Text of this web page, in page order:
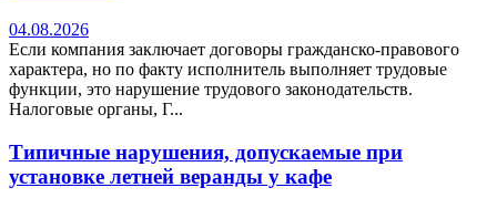
04.08.2026
Если компания заключает договоры гражданско-правового
характера, но по факту исполнитель выполняет трудовые
функции, это нарушение трудового законодательств.
Налоговые органы, Г...
Типичные нарушения, допускаемые при
установке летней веранды у кафе